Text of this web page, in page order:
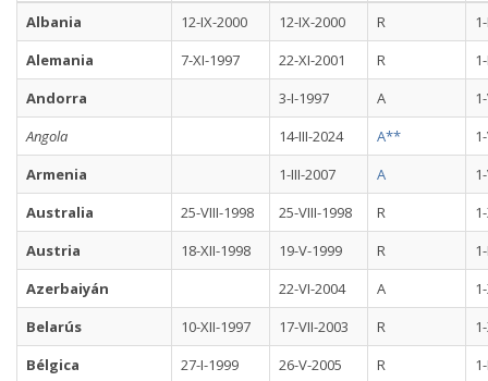
Albania
12-IX-2000 12-IX-2000 R
Alemania
7-XI-1997 22-XI-2001 R
Andorra
3-I-1997 A
Angola
14-III-2024 A**
Armenia
1-III-2007 A
Australia
25-VIII-1998 25-VIII-1998 R
Austria
18-XII-1998 19-V-1999 R
Azerbaiyán
22-VI-2004 A
Belarús
10-XII-1997 17-VII-2003 R
Bélgica
27-I-1999 26-V-2005 R